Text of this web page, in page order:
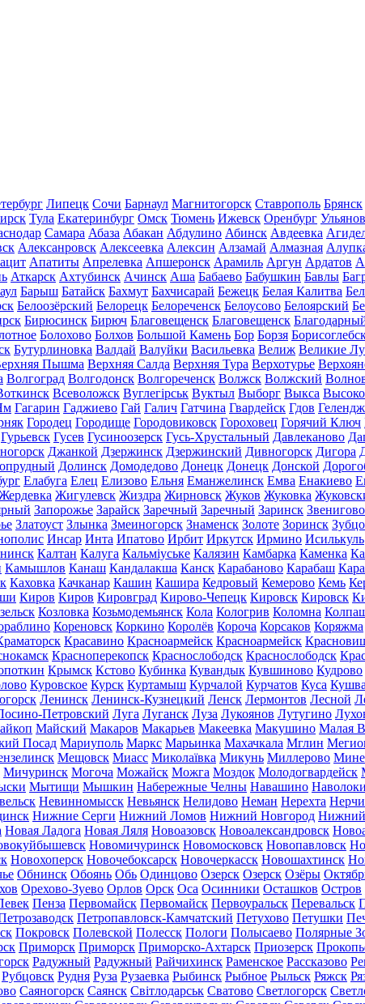
Липецк Сочи Барнаул Магнитогорск Ставрополь Брянск
Тула Екатеринбург Омск Тюмень Ижевск Оренбург
Самара Абаза Абакан Абдулино Абинск Авдеевка
Алексанровск Алексеевка Алексин Алзамай Алмазная
Апатиты Апрелевка Апшеронск Арамиль Аргун Ардатов
Аткарск Ахтубинск Ачинск Аша Бабаево Бабушкин Бавлы
Барыш Батайск Бахмут Бахчисарай Бежецк Белая Калитва
Белоозёрский Белорецк Белореченск Белоусово Белоярский
Бирюсинск Бирюч Благовещенск Благовещенск
Болохово Болхов Большой Камень Бор Борзя
Бутурлиновка Валдай Валуйки Васильевка Велиж Великие
Пышма Верхняя Салда Верхняя Тура Верхотурье
Волгоград Волгодонск Волгореченск Волжск Волжский
Всеволожск Вуглегірськ Вуктыл Выборг Выкса
Гагарин Гаджиево Гай Галич Гатчина Гвардейск Гдов
Городец Городище Городовиковск Гороховец Горячий Ключ
Гурьевск Гусев Гусиноозерск Гусь-Хрустальный Давлеканово
Джанкой Дзержинск Дзержинский Дивногорск Дигора
Долинск Домодедово Донецк Донецк Донской
Елабуга Елец Елизово Ельня Еманжелинск Емва Енакиево
Жигулевск Жиздра Жирновск Жуков Жуковка
Запорожье Зарайск Заречный Заречный Заринск Звенигово
Златоуст Злынка Змеиногорск Знаменск Золоте Зоринск
Инсар Инта Ипатово Ирбит Иркутск Ирмино Исилькуль
Калтан Калуга Кальміуське Калязин Камбарка Каменка
Камышлов Канаш Кандалакша Канск Карабаново Карабаш
Каховка Качканар Кашин Кашира Кедровый Кемерово Кемь
Киров Киров Кировград Кирово-Чепецк Кировск Кировск
Козловка Козьмодемьянск Кола Кологрив Коломна
Кореновск Коркино Королёв Короча Корсаков Коряжма
Красавино Красноармейск Красноармейск
Красноперекопск Краснослободск Краснослободск
Крымск Кстово Кубинка Кувандык Кувшиново Кудрово
Куровское Курск Куртамыш Курчалой Курчатов Куса Кушва
Ленинск Ленинск-Кузнецкий Ленск Лермонтов Лесной
Петровский Луга Луганск Луза Лукоянов Лутугино
Майский Макаров Макарьев Макеевка Макушино Малая
Посад Мариуполь Маркс Марьинка Махачкала Мглин
Мещовск Миасс Миколаївка Микунь Миллерово
Мичуринск Могоча Можайск Можга Моздок Молодогвардейск
Мытищи Мышкин Набережные Челны Навашино Наволоки
Невинномысск Невьянск Нелидово Неман Нерехта
Нижние Серги Нижний Ломов Нижний Новгород Нижний
Новая Ладога Новая Ляля Новоазовск Новоалександровск
Новомичуринск Новомосковск Новопавловск
Новохоперск Новочебоксарск Новочеркасск Новошахтинск
Обнинск Обоянь Обь Одинцово Озерск Озерск Озёры
Орехово-Зуево Орлов Орск Оса Осинники Осташков Остров
Пенза Первомайск Первомайск Первоуральск Перевальск
Петропавловск-Камчатский Петухово Петушки
Покровск Полевской Полесск Пологи Полысаево Полярные
Приморск Приморск Приморско-Ахтарск Приозерск
Радужный Радужный Райчихинск Раменское Рассказово
Рубцовск Рудня Руза Рузаевка Рыбинск Рыбное Рыльск Ряжск
Саяногорск Саянск Світлодарськ Сватово Светлогорск